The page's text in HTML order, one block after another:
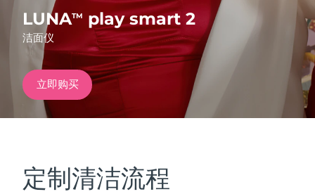
LUNATM play smart 2
洁面仪
立即购买
定制清洁流程
特别优惠 畅销产品
红光疗法
预计送达日期
德国 预计送达日期
加拿大
奥地利